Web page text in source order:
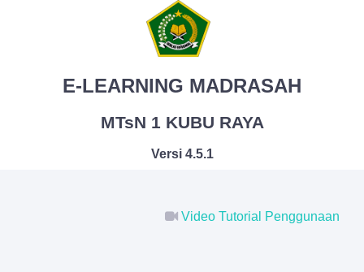
E-LEARNING MADRASAH
MTsN 1 KUBU RAYA
Versi 4.5.1
Video Tutorial Penggunaan